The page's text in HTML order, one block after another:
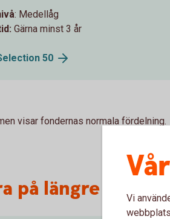
: Medellåg
Gärna minst 3 år
50
visar fondernas normala fördelning.
på längre sikt –
Vi